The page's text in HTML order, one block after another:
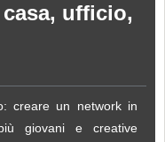
ufficio,
creare un network in
giovani e creative